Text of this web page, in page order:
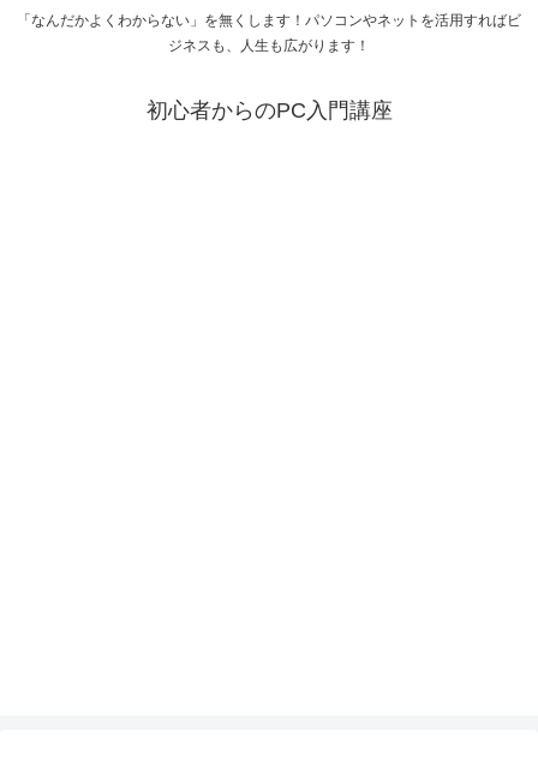
「なんだかよくわからない」を無くします！パソコンやネットを活用すればビ
ジネスも、人生も広がります！
初心者からのPC入門講座